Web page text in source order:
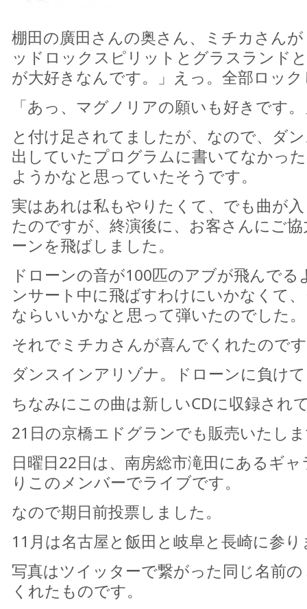
棚田の廣田さんの奥さん、ミチカさん
ッドロックスピリットとグラスランド
が大好きなんです。」えっ。全部ロッ
「あっ、マグノリアの願いも好きです
と付け足されてましたが、なので、ダ
出していたプログラムに書いてなかっ
ようかなと思っていたそうです。
実はあれは私もやりたくて、でも曲が
たのですが、終演後に、お客さんにご
ーンを飛ばしました。
ドローンの音が100匹のアブが飛んで
ンサート中に飛ばすわけにいかなくて
ならいいかなと思って弾いたのでした。
それでミチカさんが喜んでくれたので
ダンスインアリゾナ。ドローンに負け
ちなみにこの曲は新しいCDに収録され
21日の京橋エドグランでも販売いたし
日曜日22日は、南房総市滝田にあるギ
りこのメンバーでライブです。
なので期日前投票しました。
11月は名古屋と飯田と岐阜と長崎に参
写真はツイッターで繋がった同じ名前
くれたものです。